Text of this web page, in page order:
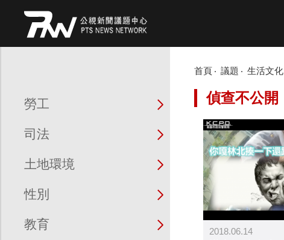
勞工
司法
土地環境
性別
教育
首頁 議題 生活文化
偵查不公開
2018.06.14